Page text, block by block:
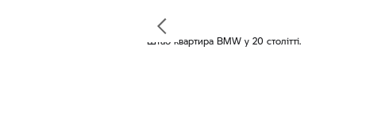
Штаб-квартира BMW у 20 столітті.